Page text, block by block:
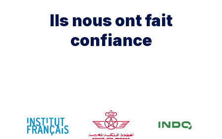
Ils nous ont fait
confiance